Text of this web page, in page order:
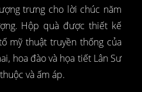
trưng cho lời chúc năm
Hộp quà được thiết kế
mỹ thuật truyền thống của
hoa đào và họa tiết Lân Sư
và ấm áp.